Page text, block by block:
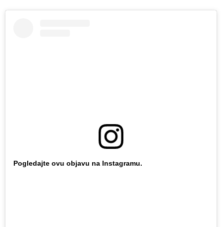
Pogledajte ovu objavu na Instagramu.